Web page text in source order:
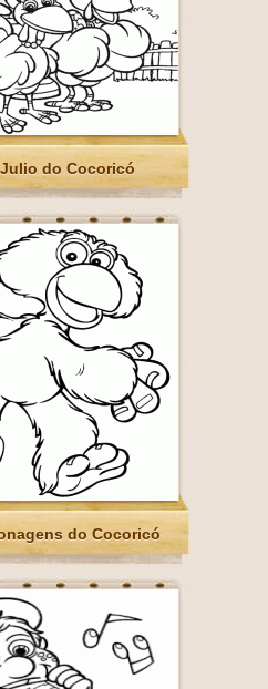
do Cocoricó
do Cocoricó